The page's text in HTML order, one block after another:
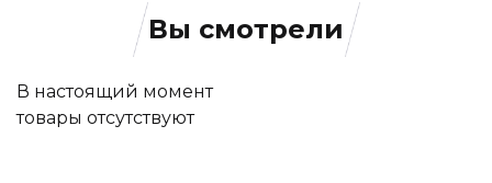
Вы смотрели
В настоящий момент
товары отсутствуют